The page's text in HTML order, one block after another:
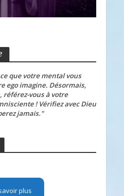
que votre mental vous
ego imagine. Désormais,
référez-vous à votre
! Vérifiez avec Dieu
jamais."
plus